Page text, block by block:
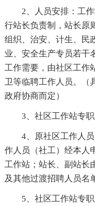
2、人员安排：工
行站长负责制，站长原
组织、治安、计生、民
业、安全生产专员若干
工作需要，由社区工作
卫等临聘工作人员。（
政府协商而定）
3、社区工作站专
4、原社区工作人
作人员（社工）经本人
工作站；站长、副站长
及其他过渡招聘人员名
5、社区工作站专